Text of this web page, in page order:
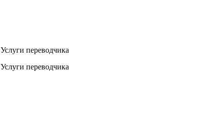
Услуги переводчика
Услуги переводчика